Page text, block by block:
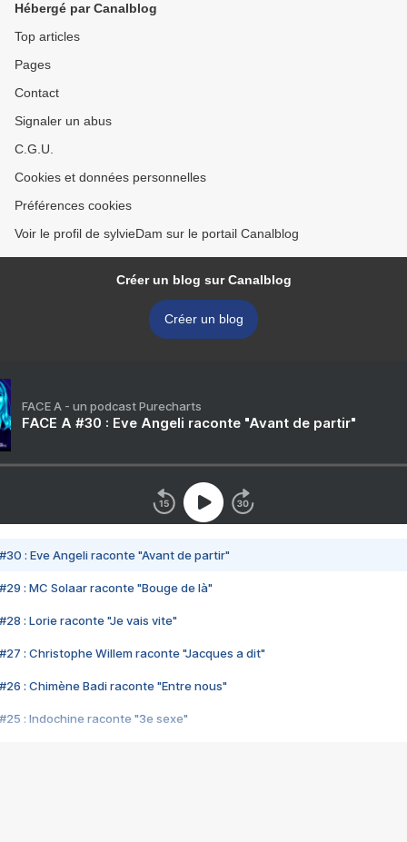
Hébergé par Canalblog
Top articles
Pages
Contact
Signaler un abus
C.G.U.
Cookies et données personnelles
Préférences cookies
Voir le profil de sylvieDam sur le portail Canalblog
Créer un blog sur Canalblog
Créer un blog
FACE A - un podcast Purecharts
FACE A #30 : Eve Angeli raconte "Avant de partir"
#30 : Eve Angeli raconte "Avant de partir"
#29 : MC Solaar raconte "Bouge de là"
#28 : Lorie raconte "Je vais vite"
#27 : Christophe Willem raconte "Jacques a dit"
#26 : Chimène Badi raconte "Entre nous"
#25 : Indochine raconte "3e sexe"